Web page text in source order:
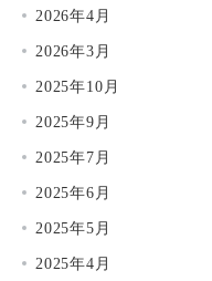
2026年4月
2026年3月
2025年10月
2025年9月
2025年7月
2025年6月
2025年5月
2025年4月